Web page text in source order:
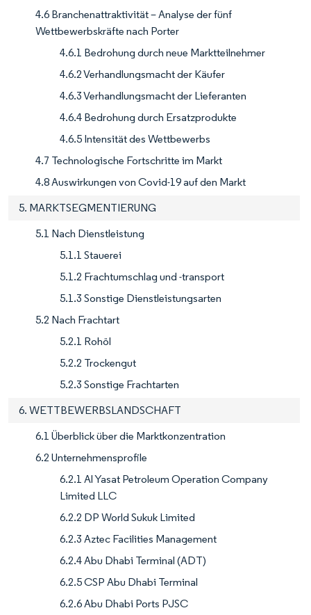
4.6 Branchenattraktivität – Analyse der fünf
Wettbewerbskräfte nach Porter
4.6.1 Bedrohung durch neue Marktteilnehmer
4.6.2 Verhandlungsmacht der Käufer
4.6.3 Verhandlungsmacht der Lieferanten
4.6.4 Bedrohung durch Ersatzprodukte
4.6.5 Intensität des Wettbewerbs
4.7 Technologische Fortschritte im Markt
4.8 Auswirkungen von Covid-19 auf den Markt
5. MARKTSEGMENTIERUNG
5.1 Nach Dienstleistung
5.1.1 Stauerei
5.1.2 Frachtumschlag und -transport
5.1.3 Sonstige Dienstleistungsarten
5.2 Nach Frachtart
5.2.1 Rohöl
5.2.2 Trockengut
5.2.3 Sonstige Frachtarten
6. WETTBEWERBSLANDSCHAFT
6.1 Überblick über die Marktkonzentration
6.2 Unternehmensprofile
6.2.1 Al Yasat Petroleum Operation Company
Limited LLC
6.2.2 DP World Sukuk Limited
6.2.3 Aztec Facilities Management
6.2.4 Abu Dhabi Terminal (ADT)
6.2.5 CSP Abu Dhabi Terminal
6.2.6 Abu Dhabi Ports PJSC